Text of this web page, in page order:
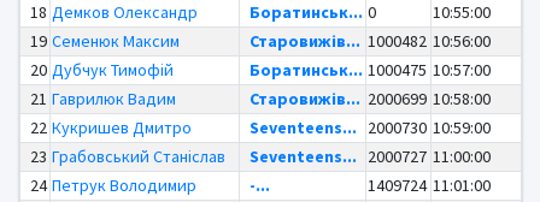
18 Демков Олександр Боратинськ... 0
10:55:00
19 Семенюк Максим Старовижів... 1000482 10:56:00
20 Дубчук Тимофій Боратинськ... 1000475 10:57:00
21 Гаврилюк Вадим Старовижів... 2000699 10:58:00
22 Кукришев Дмитро Seventeens... 2000730 10:59:00
23 Грабовський Станіслав Seventeens... 2000727 11:00:00
24 Петрук Володимир -... 1409724 11:01:00